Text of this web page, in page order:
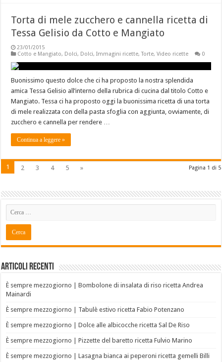
Torta di mele zucchero e cannella ricetta di
Tessa Gelisio da Cotto e Mangiato
23/01/2015
Cotto e Mangiato, Dolci, Dolci,Immagini ricette,Torte,Video ricette 0
Buonissimo questo dolce che ci ha proposto la nostra splendida
amica Tessa Gelisio all’interno della rubrica di cucina dal titolo Cotto e
Mangiato. Tessa ci ha proposto oggi la buonissima ricetta di una torta
di mele realizzata con della pasta sfoglia con aggiunta, ovviamente, di
zucchero e cannella per rendere …
Continua a leggere »
Pagina 1 di 5
1 2 3 4 5 »
Articoli recenti
È sempre mezzogiorno | Bombolone di insalata di riso ricetta Andrea
Mainardi
È sempre mezzogiorno | Tabulè estivo ricetta Fabio Potenzano
È sempre mezzogiorno | Dolce alle albicocche ricetta Sal De Riso
È sempre mezzogiorno | Pizzette del baretto ricetta Fulvio Marino
È sempre mezzogiorno | Lasagna bianca ai peperoni ricetta gemelli Billi